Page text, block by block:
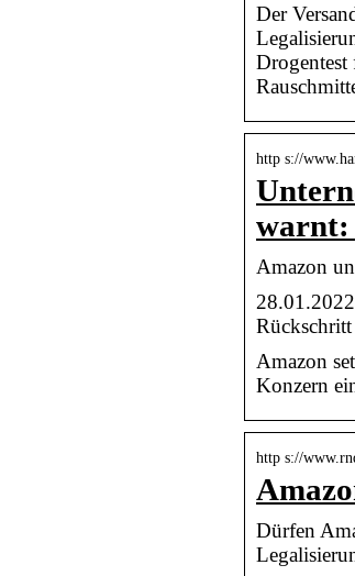
Der
Drogentest
http s://
warnt:
Amazon
Amazon
Konzern
http s://
Dürfen